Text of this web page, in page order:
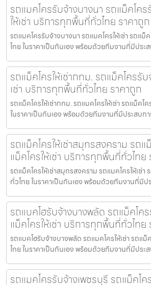
รถแมคโครรับจ้างบางนา รถแม็คโค
ให้เช่า บริการทุกพื้นที่ทั่วไทย ราคาถูก
รถแมคโครรับจ้างบางนา รถแมคโครให้เช่า รถแม็
ไทย ในราคาเป็นกันเอง พร้อมด้วยทีมงานที่มีประ
รถแม็คโครให้เช่ากทม. รถแม็คโครรั
เช่า บริการทุกพื้นที่ทั่วไทย ราคาถูก
รถแม็คโครให้เช่ากทม. รถแมคโครให้เช่า รถแม็คโ
ในราคาเป็นกันเอง พร้อมด้วยทีมงานที่มีประสบก
รถแม็คโครให้เช่าสมุทรสงคราม รถแ
แม็คโครให้เช่า บริการทุกพื้นที่ทั่วไทย
รถแม็คโครให้เช่าสมุทรสงคราม รถแมคโครให้เช่า
ทั่วไทย ในราคาเป็นกันเอง พร้อมด้วยทีมงานที่มีป
รถแบคโฮรับจ้างบางพลัด รถแม็คโค
แม็คโครให้เช่า บริการทุกพื้นที่ทั่วไทย
รถแบคโฮรับจ้างบางพลัด รถแมคโครให้เช่า รถแ
ไทย ในราคาเป็นกันเอง พร้อมด้วยทีมงานที่มีประ
รถแมคโครรับจ้างเพชรบุรี รถแม็คโค